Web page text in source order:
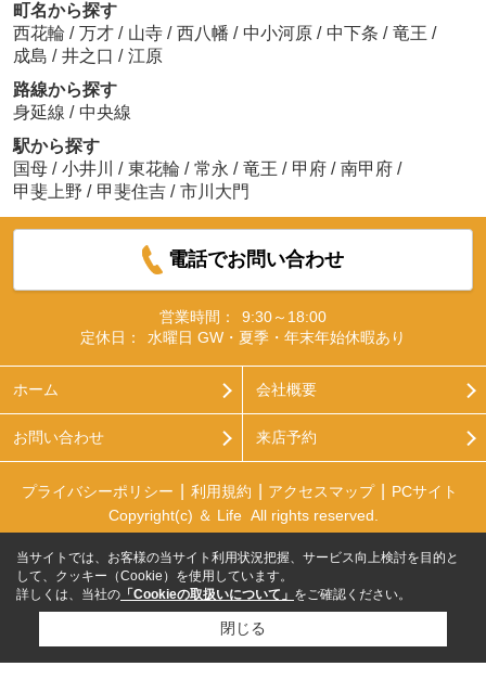
町名から探す
西花輪 / 万才 / 山寺 / 西八幡 / 中小河原 / 中下条 / 竜王 /
成島 / 井之口 / 江原
路線から探す
身延線 / 中央線
駅から探す
国母 / 小井川 / 東花輪 / 常永 / 竜王 / 甲府 / 南甲府 /
甲斐上野 / 甲斐住吉 / 市川大門
電話でお問い合わせ
営業時間：
9:30～18:00
定休日：
水曜日 GW・夏季・年末年始休暇あり
ホーム 会社概要
お問い合わせ 来店予約
プライバシーポリシー 利用規約 アクセスマップ
PCサイト
Copyright(c) ＆ Life All rights reserved.
当サイトでは、お客様の当サイト利用状況把握、サービス向上検討を目的と
して、クッキー（Cookie）を使用しています。
詳しくは、当社の 「Cookieの取扱いについて」 をご確認ください。
閉じる